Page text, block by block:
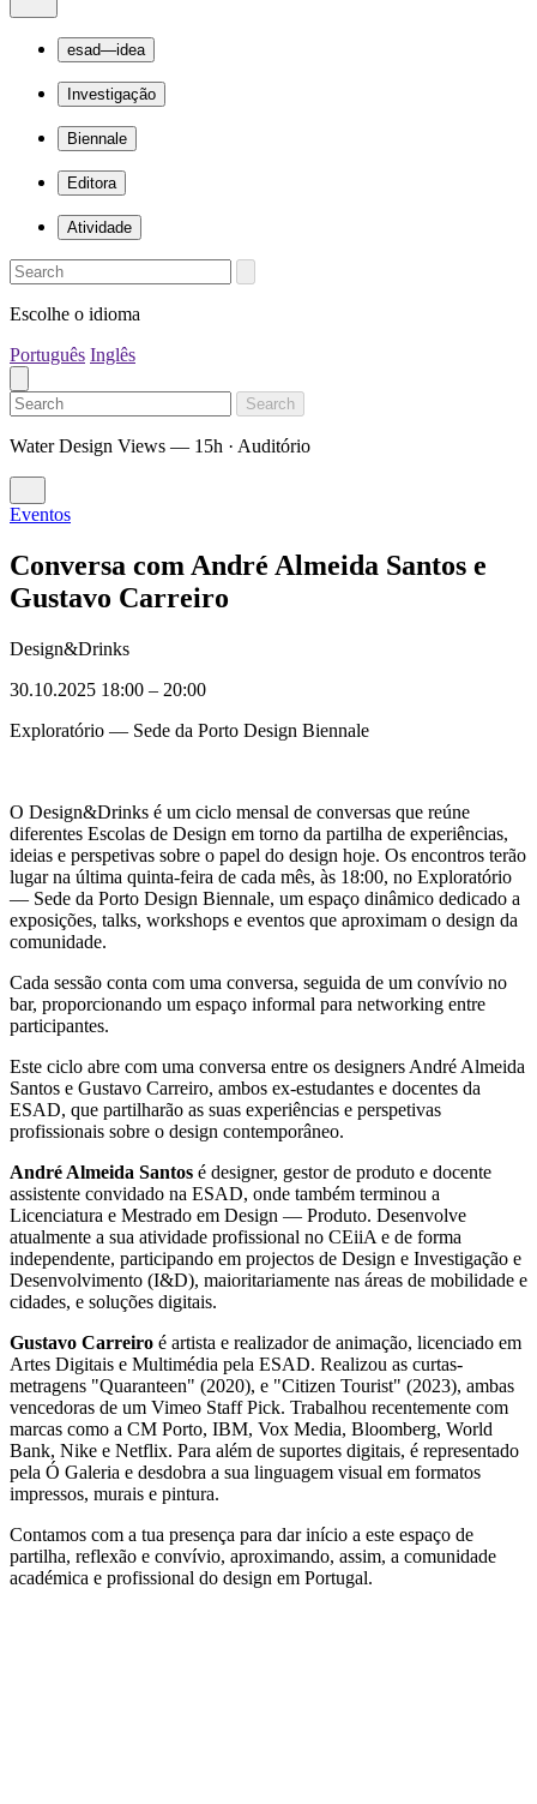
esad—idea
Investigação
Biennale
Editora
Atividade
Escolhe o idioma
Português Inglês
Search
Water Design Views — 15h · Auditório
Eventos
Conversa com André Almeida Santos e
Gustavo Carreiro
Design&Drinks
30.10.2025 18:00 – 20:00
Exploratório — Sede da Porto Design Biennale
O Design&Drinks é um ciclo mensal de conversas que reúne
diferentes Escolas de Design em torno da partilha de experiências,
ideias e perspetivas sobre o papel do design hoje. Os encontros terão
lugar na última quinta-feira de cada mês, às 18:00, no Exploratório
— Sede da Porto Design Biennale, um espaço dinâmico dedicado a
exposições, talks, workshops e eventos que aproximam o design da
comunidade.
Cada sessão conta com uma conversa, seguida de um convívio no
bar, proporcionando um espaço informal para networking entre
participantes.
Este ciclo abre com uma conversa entre os designers André Almeida
Santos e Gustavo Carreiro, ambos ex-estudantes e docentes da
ESAD, que partilharão as suas experiências e perspetivas
profissionais sobre o design contemporâneo.
André Almeida Santos é designer, gestor de produto e docente
assistente convidado na ESAD, onde também terminou a
Licenciatura e Mestrado em Design — Produto. Desenvolve
atualmente a sua atividade profissional no CEiiA e de forma
independente, participando em projectos de Design e Investigação e
Desenvolvimento (I&D), maioritariamente nas áreas de mobilidade e
cidades, e soluções digitais.
Gustavo Carreiro é artista e realizador de animação, licenciado em
Artes Digitais e Multimédia pela ESAD. Realizou as curtas-
metragens "Quaranteen" (2020), e "Citizen Tourist" (2023), ambas
vencedoras de um Vimeo Staff Pick. Trabalhou recentemente com
marcas como a CM Porto, IBM, Vox Media, Bloomberg, World
Bank, Nike e Netflix. Para além de suportes digitais, é representado
pela Ó Galeria e desdobra a sua linguagem visual em formatos
impressos, murais e pintura.
Contamos com a tua presença para dar início a este espaço de
partilha, reflexão e convívio, aproximando, assim, a comunidade
académica e profissional do design em Portugal.